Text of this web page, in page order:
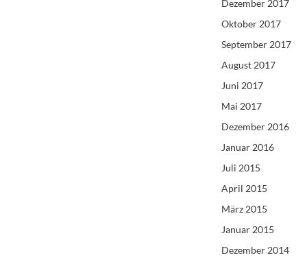
Dezember 2017
Oktober 2017
September 2017
August 2017
Juni 2017
Mai 2017
Dezember 2016
Januar 2016
Juli 2015
April 2015
März 2015
Januar 2015
Dezember 2014